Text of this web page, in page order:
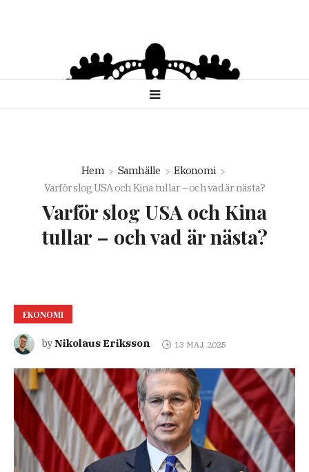
Hem Samhälle
Ekonomi
Varför slog USA och Kina tullar – och vad är nästa?
Varför slog USA och Kina
tullar – och vad är nästa?
EKONOMI
byNikolaus Eriksson 13 MAJ, 2025